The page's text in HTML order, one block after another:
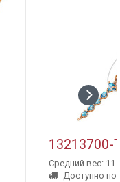
13213700-
Средний вес:
Доступно